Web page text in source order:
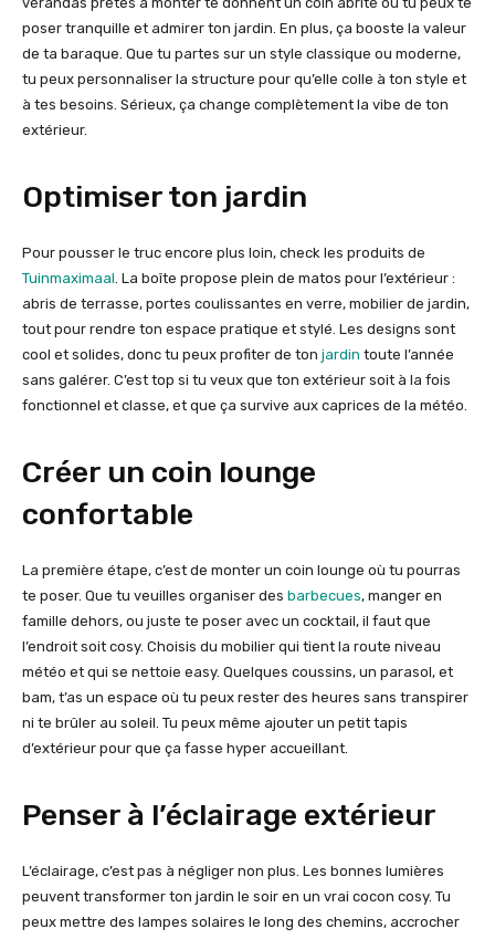
poser tranquille et admirer ton jardin. En plus, ça booste la valeur
de ta baraque. Que tu partes sur un style classique ou moderne,
tu peux personnaliser la structure pour qu’elle colle à ton style et
à tes besoins. Sérieux, ça change complètement la vibe de ton
extérieur.
Optimiser ton jardin
Pour pousser le truc encore plus loin, check les produits de
Tuinmaximaal . La boîte propose plein de matos pour l’extérieur :
abris de terrasse, portes coulissantes en verre, mobilier de jardin,
tout pour rendre ton espace pratique et stylé. Les designs sont
cool et solides, donc tu peux profiter de ton jardin toute l’année
sans galérer. C’est top si tu veux que ton extérieur soit à la fois
fonctionnel et classe, et que ça survive aux caprices de la météo.
Créer un coin lounge
confortable
La première étape, c’est de monter un coin lounge où tu pourras
te poser. Que tu veuilles organiser des barbecues, manger en
famille dehors, ou juste te poser avec un cocktail, il faut que
l’endroit soit cosy. Choisis du mobilier qui tient la route niveau
météo et qui se nettoie easy. Quelques coussins, un parasol, et
bam, t’as un espace où tu peux rester des heures sans transpirer
ni te brûler au soleil. Tu peux même ajouter un petit tapis
d’extérieur pour que ça fasse hyper accueillant.
Penser à l’éclairage extérieur
L’éclairage, c’est pas à négliger non plus. Les bonnes lumières
peuvent transformer ton jardin le soir en un vrai cocon cosy. Tu
peux mettre des lampes solaires le long des chemins, accrocher